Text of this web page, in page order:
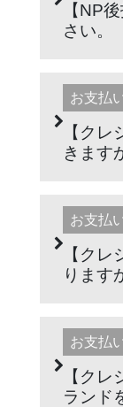
【NP
さい。
お支払
【ク
きます
お支払
【ク
ります
お支払
【ク
ランド